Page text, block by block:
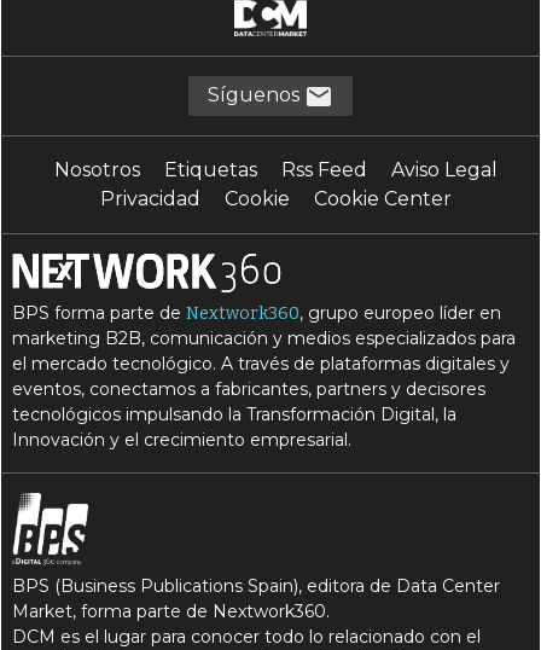
Síguenos
Nosotros Etiquetas Rss Feed
Aviso Legal
Privacidad
Cookie Cookie Center
BPS forma parte deNextwork360, grupo europeo líder en
marketing B2B, comunicación y medios especializados para
el mercado tecnológico. A través de plataformas digitales y
eventos, conectamos a fabricantes, partners y decisores
tecnológicos impulsando la Transformación Digital, la
Innovación y el crecimiento empresarial.
BPS (Business Publications Spain), editora de Data Center
Market, forma parte de Nextwork360.
DCM es el lugar para conocer todo lo relacionado con el